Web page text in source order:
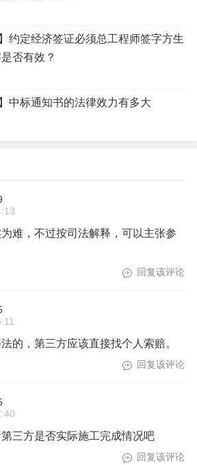
约定经济签证必须总工程师签字方生
否有效？
中标通知书的法律效力有多大
难，不过按司法解释，可以主张参
回复该评论
的，第三方应该直接找个人索赔。
回复该评论
三方是否实际施工完成情况吧
回复该评论